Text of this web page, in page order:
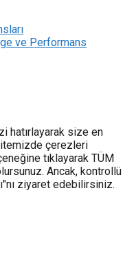
ve Performans
hatırlayarak size en
çerezleri
tıklayarak TÜM
Ancak, kontrollü
ziyaret edebilirsiniz.